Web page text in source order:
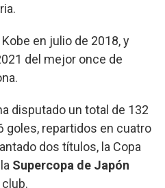
en julio de 2018, y
del mejor once de
disputado un total de 132
goles, repartidos en cuatro
dos títulos, la Copa
Supercopa de Japón